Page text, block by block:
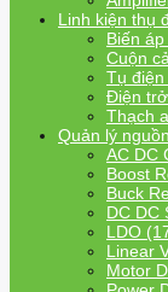
Linh kiện thụ
Biến áp
Cuộn
Tụ
Điện
Thạch
Quản lý
AC DC
Boost
Buck
DC DC
LDO
Linear
Motor